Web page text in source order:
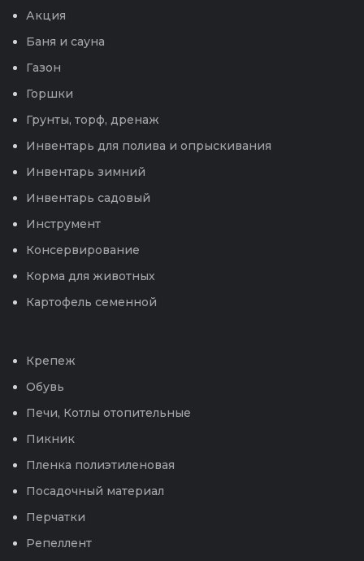
Акция
Баня и сауна
Газон
Горшки
Грунты, торф, дренаж
Инвентарь для полива и опрыскивания
Инвентарь зимний
Инвентарь садовый
Инструмент
Консервирование
Корма для животных
Картофель семенной
Крепеж
Обувь
Печи, Котлы отопительные
Пикник
Пленка полиэтиленовая
Посадочный материал
Перчатки
Репеллент